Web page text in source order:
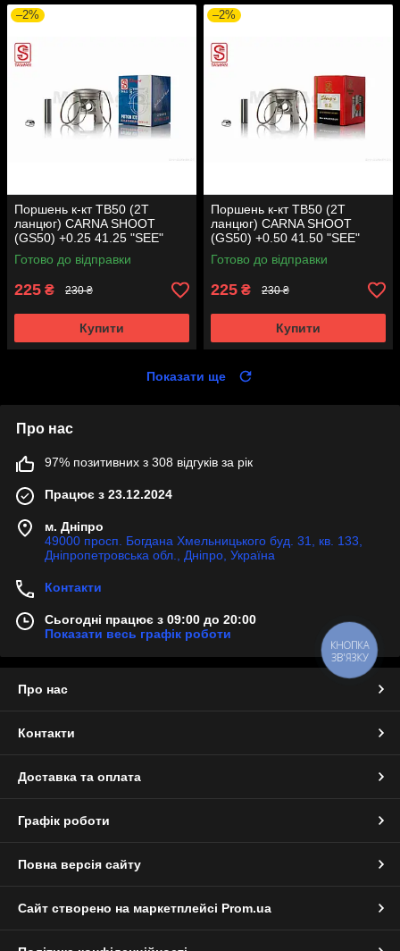
–2%
Поршень к-кт TB50 (2T
ланцюг) CARNA SHOOT
(GS50) +0.25 41.25 "SEE"
(Sheng-E) таємниця (акція)
Готово до відправки
225 ₴ 230 ₴
Купити
–2%
Поршень к-кт TB50 (2T
ланцюг) CARNA SHOOT
(GS50) +0.50 41.50 "SEE"
(Sheng-E) таємниця (акція)
Готово до відправки
225 ₴ 230 ₴
Купити
Показати ще
Про нас
97% позитивних з 308 відгуків за рік
Працює з 23.12.2024
м. Дніпро
49000 просп. Богдана Хмельницького буд. 31, кв. 133,
Дніпропетровська обл., Дніпро, Україна
Контакти
Сьогодні працює з 09:00 до 20:00
Показати весь графік роботи
Про нас
Контакти
Доставка та оплата
Графік роботи
Повна версія сайту
Сайт створено на маркетплейсі Prom.ua
КНОПКА
ЗВ'ЯЗКУ